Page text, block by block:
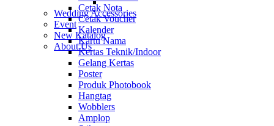
Wedding Accessories
Event
New Katalog
About Us
Cetak Nota
Cetak Voucher
Kalender
Kartu Nama
Kertas Teknik/Indoor
Gelang Kertas
Poster
Produk Photobook
Hangtag
Wobblers
Amplop